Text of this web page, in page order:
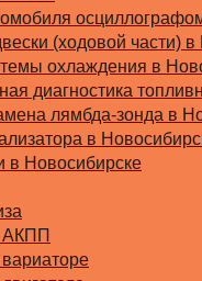
(ходовой части)
охлаждения в
диагностика
лямбда-зонда в
в
в Новосибирске
АКПП